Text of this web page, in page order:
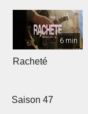
6 min
Racheté
Saison 47